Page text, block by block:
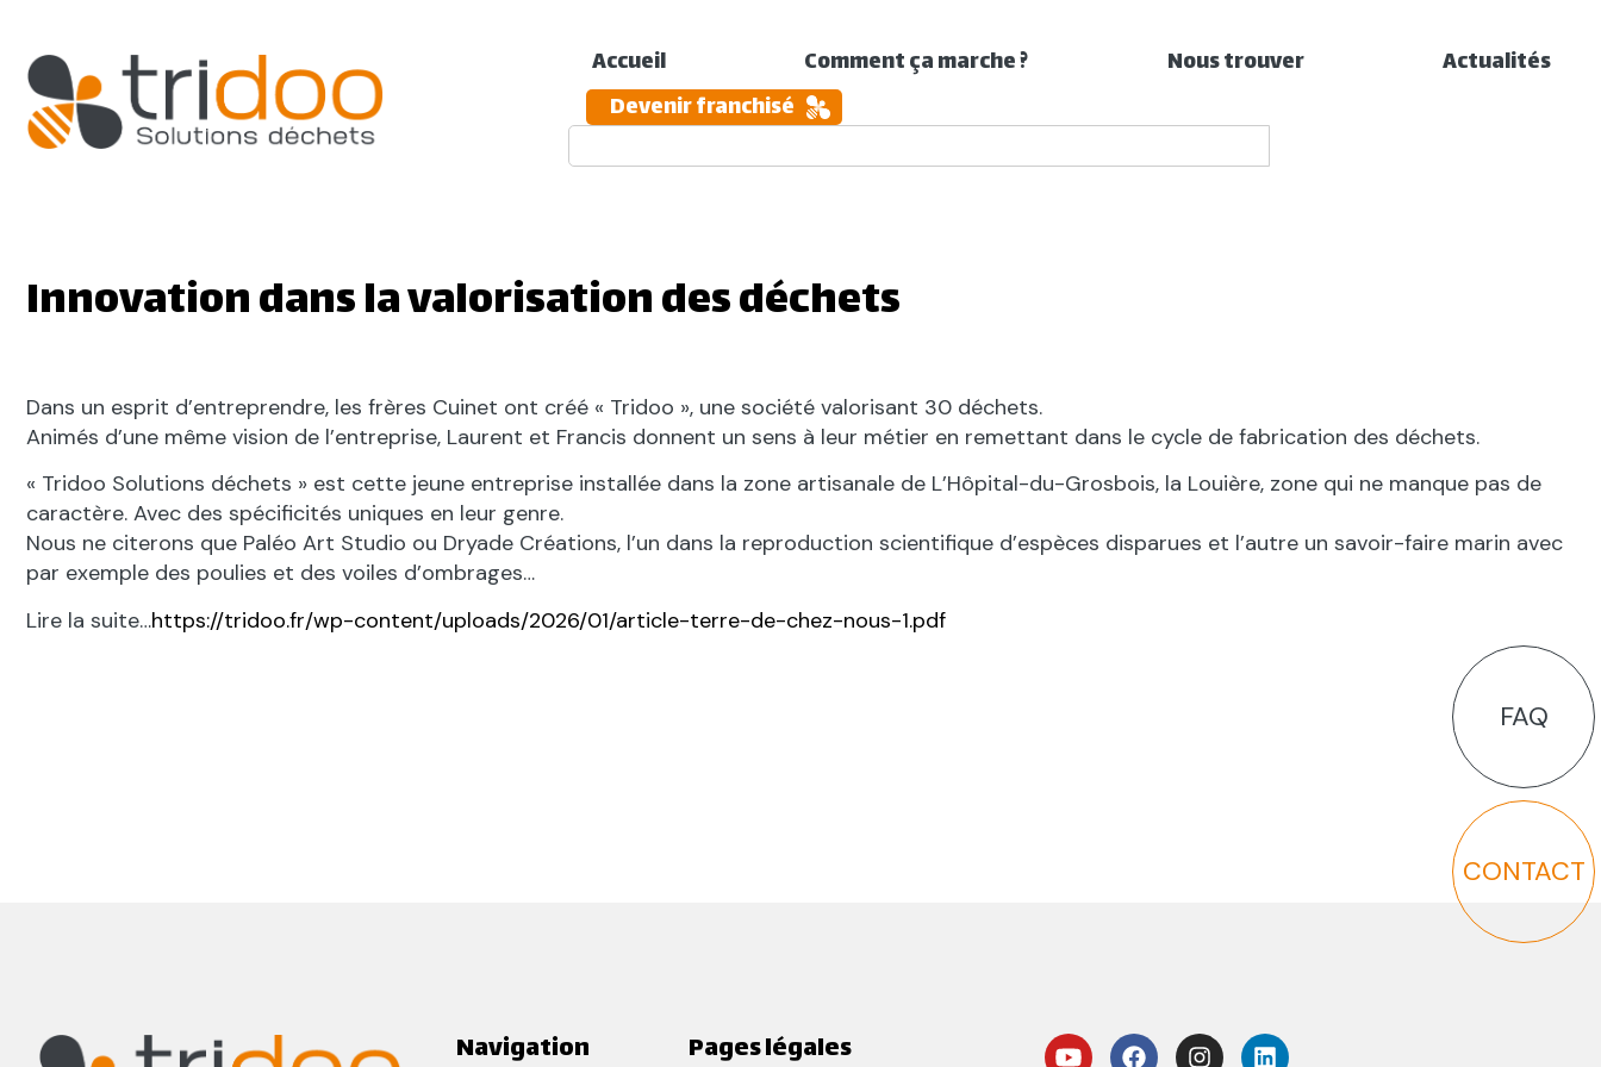
Accueil Comment ça marche ? Nous trouver
Actualités
Devenir franchisé
FAQ
CONTACT
Innovation dans la valorisation des déchets
Dans un esprit d’entreprendre, les frères Cuinet ont créé « Tridoo », une société valorisant 30 déchets.
Animés d’une même vision de l’entreprise, Laurent et Francis donnent un sens à leur métier en remettant dans le cycle de fabrication des déchets.
« Tridoo Solutions déchets » est cette jeune entreprise installée dans la zone artisanale de L’Hôpital-du-Grosbois, la Louière, zone qui ne manque pas de
caractère. Avec des spécificités uniques en leur genre.
Nous ne citerons que Paléo Art Studio ou Dryade Créations, l’un dans la reproduction scientifique d’espèces disparues et l’autre un savoir-faire marin avec
par exemple des poulies et des voiles d’ombrages…
Lire la suite…https://tridoo.fr/wp-content/uploads/2026/01/article-terre-de-chez-nous-1.pdf
Navigation Pages légales